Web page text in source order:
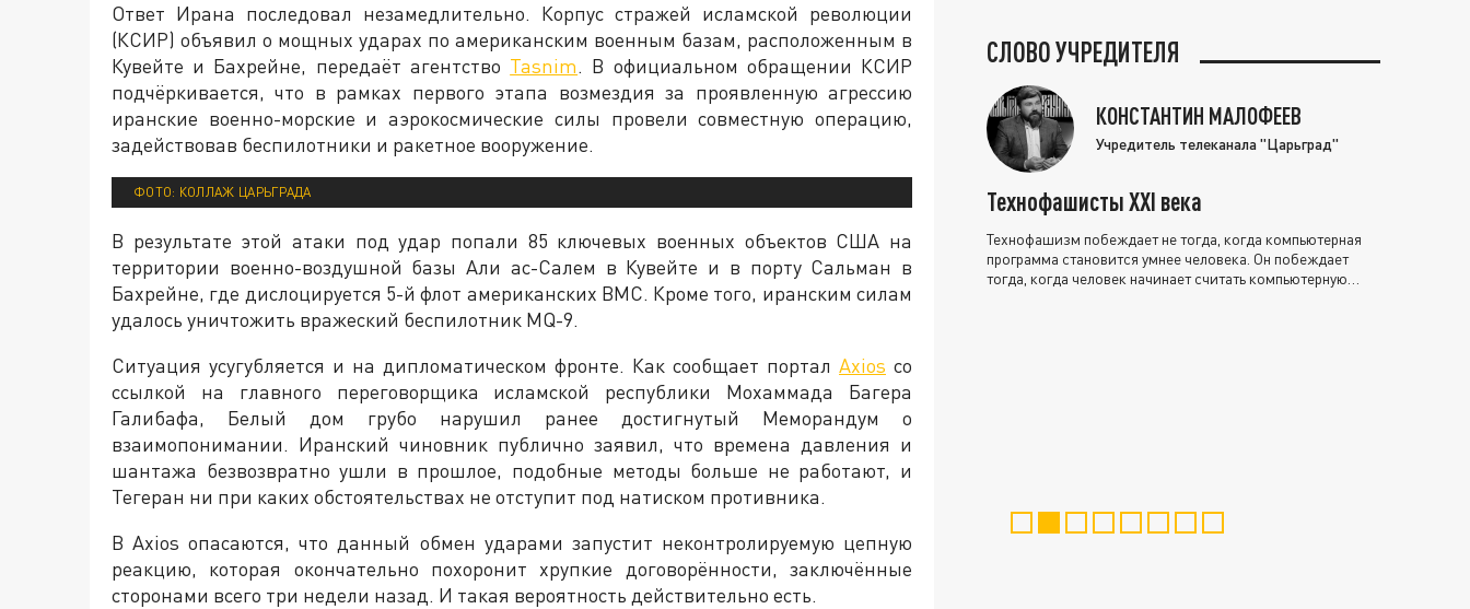
Ответ Ирана последовал незамедлительно. Корпус стражей исламской революции
(КСИР) объявил о мощных ударах по американским военным базам, расположенным в
Кувейте и Бахрейне, передаёт агентство Tasnim. В официальном обращении КСИР
подчёркивается, что в рамках первого этапа возмездия за проявленную агрессию
иранские военно-морские и аэрокосмические силы провели совместную операцию,
задействовав беспилотники и ракетное вооружение.
ФОТО: КОЛЛАЖ ЦАРЬГРАДА
В результате этой атаки под удар попали 85 ключевых военных объектов США на
территории военно-воздушной базы Али ас-Салем в Кувейте и в порту Сальман в
Бахрейне, где дислоцируется 5-й флот американских ВМС. Кроме того, иранским силам
удалось уничтожить вражеский беспилотник MQ-9.
Ситуация усугубляется и на дипломатическом фронте. Как сообщает портал Axios со
ссылкой на главного переговорщика исламской республики Мохаммада Багера
Галибафа, Белый дом грубо нарушил ранее достигнутый Меморандум о
взаимопонимании. Иранский чиновник публично заявил, что времена давления и
шантажа безвозвратно ушли в прошлое, подобные методы больше не работают, и
Тегеран ни при каких обстоятельствах не отступит под натиском противника.
В Axios опасаются, что данный обмен ударами запустит неконтролируемую цепную
реакцию, которая окончательно похоронит хрупкие договорённости, заключённые
сторонами всего три недели назад. И такая вероятность действительно есть.
СЛОВО УЧРЕДИТЕЛЯ
КОНСТАНТИН МАЛОФЕЕВ
Учредитель телеканала "Царьград"
Технофашисты XXI века
Технофашизм побеждает не тогда, когда компьютерная
программа становится умнее человека. Он побеждает
тогда, когда человек начинает считать компьютерную